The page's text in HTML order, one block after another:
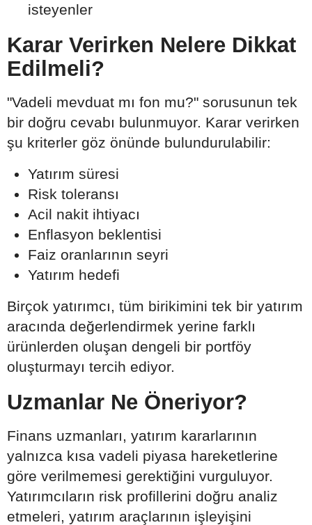
isteyenler
Karar Verirken Nelere Dikkat
Edilmeli?
"Vadeli mevduat mı fon mu?" sorusunun tek
bir doğru cevabı bulunmuyor. Karar verirken
şu kriterler göz önünde bulundurulabilir:
Yatırım süresi
Risk toleransı
Acil nakit ihtiyacı
Enflasyon beklentisi
Faiz oranlarının seyri
Yatırım hedefi
Birçok yatırımcı, tüm birikimini tek bir yatırım
aracında değerlendirmek yerine farklı
ürünlerden oluşan dengeli bir portföy
oluşturmayı tercih ediyor.
Uzmanlar Ne Öneriyor?
Finans uzmanları, yatırım kararlarının
yalnızca kısa vadeli piyasa hareketlerine
göre verilmemesi gerektiğini vurguluyor.
Yatırımcıların risk profillerini doğru analiz
etmeleri, yatırım araçlarının işleyişini